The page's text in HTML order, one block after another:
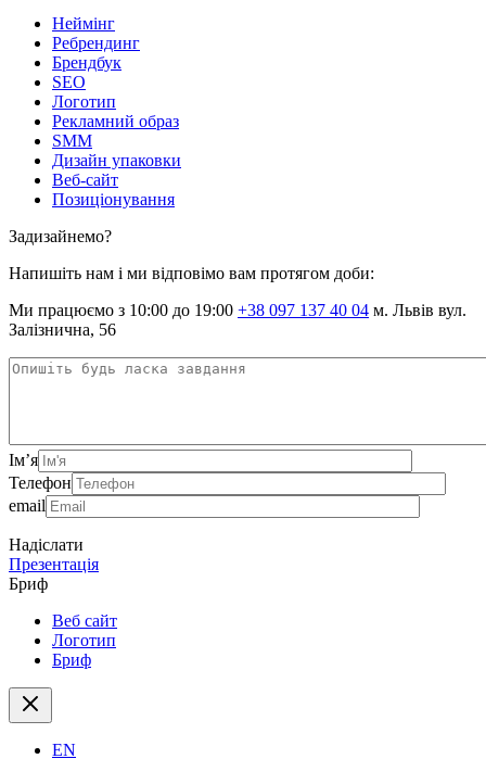
Неймінг
Ребрендинг
Брендбук
SEO
Логотип
Рекламний образ
SMM
Дизайн упаковки
Веб-сайт
Позиціонування
Задизайнемо?
Напишіть нам і ми відповімо вам протягом доби:
Ми працюємо з 10:00 до 19:00 +38 097 137 40 04 м. Львів вул.
Залізнична, 56
Ім’я
Телефон
email
Надіслати
Презентація
Бриф
Веб сайт
Логотип
Бриф
EN